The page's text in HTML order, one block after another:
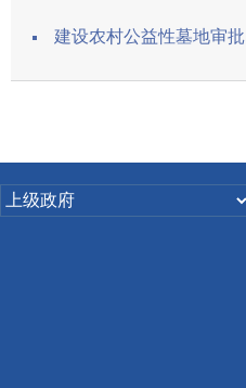
建设农村公益性墓地审批